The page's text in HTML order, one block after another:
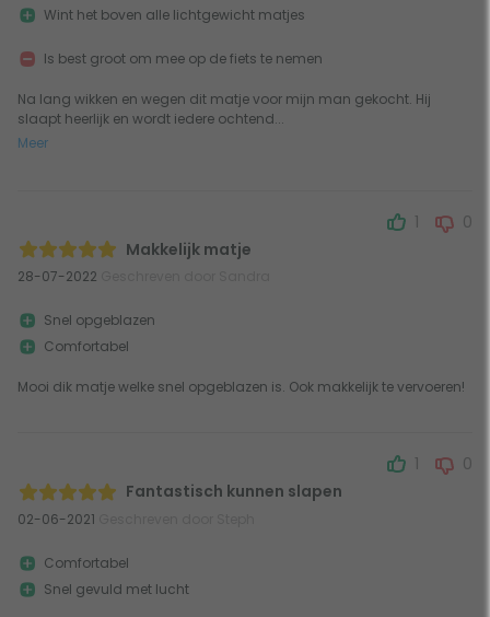
Na lang wikken en wegen dit matje voor mijn man gekocht. Hij
slaapt heerlijk en wordt iedere ochtend...
Meer
Wint het boven alle lichtgewicht matjes
Is best groot om mee op de fiets te nemen
Makkelijk matje
28-07-2022
1 0
Mooi dik matje welke snel opgeblazen is. Ook makkelijk te vervoeren!
Snel opgeblazen
Comfortabel
Fantastisch kunnen slapen
02-06-2021
1 0
Comfortabel
Snel gevuld met lucht